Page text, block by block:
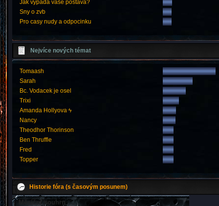
Jak vypadá vaše postava?
Sny o zvb
Pro casy nudy a odpocinku
Nejvíce nových témat
Tomaash
Sarah
Bc. Vodacek je osel
Trixi
Amanda Hollyova ϟ
Nancy
Theodhor Thorinson
Ben Thruffle
Fred
Topper
Historie fóra (s časovým posunem)
Měsíční souhrn